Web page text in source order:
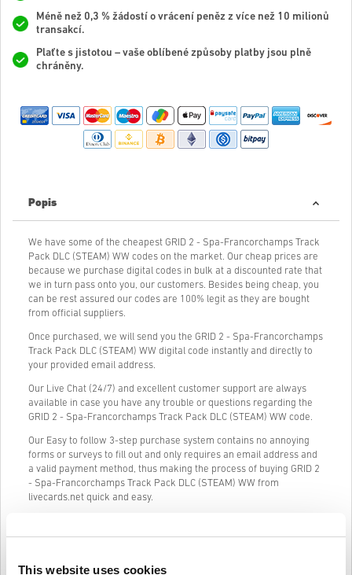
This website uses cookies
Méně než 0,3 % žádostí o vrácení peněz z více než 10 milionů
transakcí.
Plaťte s jistotou – vaše oblíbené způsoby platby jsou plně
chráněny.
Popis
We have some of the cheapest GRID 2 - Spa-Francorchamps Track
Pack DLC (STEAM) WW codes on the market. Our cheap prices are
because we purchase digital codes in bulk at a discounted rate that
we in turn pass onto you, our customers. Besides being cheap, you
can be rest assured our codes are 100% legit as they are bought
from official suppliers.
Once purchased, we will send you the GRID 2 - Spa-Francorchamps
Track Pack DLC (STEAM) WW digital code instantly and directly to
your provided email address.
Our Live Chat (24/7) and excellent customer support are always
available in case you have any trouble or questions regarding the
GRID 2 - Spa-Francorchamps Track Pack DLC (STEAM) WW code.
Our Easy to follow 3-step purchase system contains no annoying
forms or surveys to fill out and only requires an email address and
a valid payment method, thus making the process of buying GRID 2
- Spa-Francorchamps Track Pack DLC (STEAM) WW from
livecards.net quick and easy.